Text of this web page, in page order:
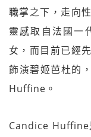
職掌之下，走向
靈感取自法國一
女，而目前已經
飾演碧姬芭杜的
Huffine。
Candice Huffine